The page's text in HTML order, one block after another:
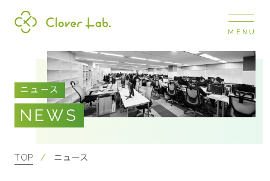
COMPANY
企業情報
ナビ
事業展開
MENU
ニュース
NEWS
TOP ニュース